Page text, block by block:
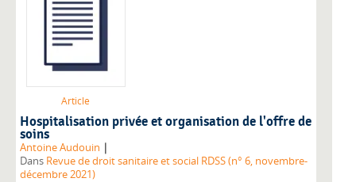
Article
Hospitalisation privée et organisation de l'offre de
soins
Antoine Audouin |
Dans Revue de droit sanitaire et social RDSS (n° 6, novembre-
décembre 2021)